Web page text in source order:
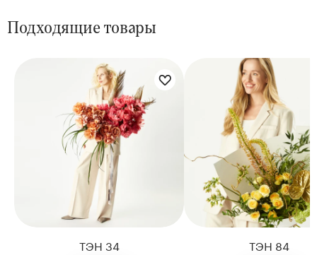
Подходящие товары
Цветы букета:
ТЭН 34
Цветы букета:
ТЭН 84